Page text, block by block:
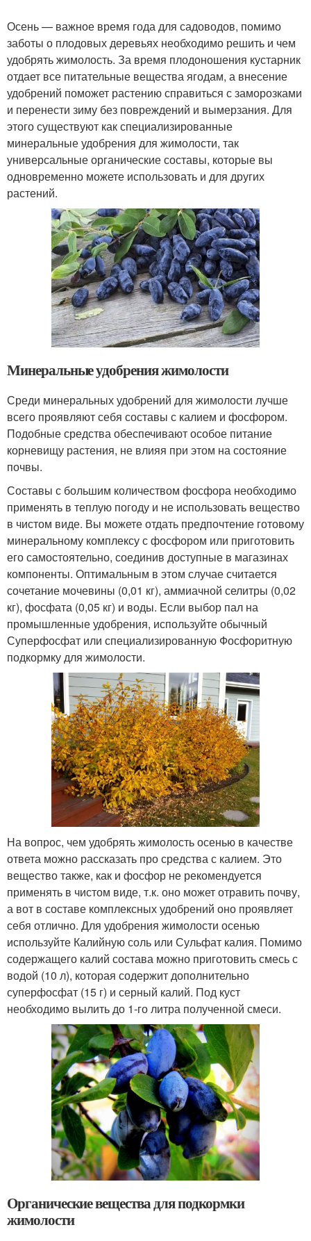
Осень — важное время года для садоводов, помимо
заботы о плодовых деревьях необходимо решить и чем
удобрять жимолость. За время плодоношения кустарник
отдает все питательные вещества ягодам, а внесение
удобрений поможет растению справиться с заморозками
и перенести зиму без повреждений и вымерзания. Для
этого существуют как специализированные
минеральные удобрения для жимолости, так
универсальные органические составы, которые вы
одновременно можете использовать и для других
растений.
Минеральные удобрения жимолости
Среди минеральных удобрений для жимолости лучше
всего проявляют себя составы с калием и фосфором.
Подобные средства обеспечивают особое питание
корневищу растения, не влияя при этом на состояние
почвы.
Составы с большим количеством фосфора необходимо
применять в теплую погоду и не использовать вещество
в чистом виде. Вы можете отдать предпочтение готовому
минеральному комплексу с фосфором или приготовить
его самостоятельно, соединив доступные в магазинах
компоненты. Оптимальным в этом случае считается
сочетание мочевины (0,01 кг), аммиачной селитры (0,02
кг), фосфата (0,05 кг) и воды. Если выбор пал на
промышленные удобрения, используйте обычный
Суперфосфат или специализированную Фосфоритную
подкормку для жимолости.
На вопрос, чем удобрять жимолость осенью в качестве
ответа можно рассказать про средства с калием. Это
вещество также, как и фосфор не рекомендуется
применять в чистом виде, т.к. оно может отравить почву,
а вот в составе комплексных удобрений оно проявляет
себя отлично. Для удобрения жимолости осенью
используйте Калийную соль или Сульфат калия. Помимо
содержащего калий состава можно приготовить смесь с
водой (10 л), которая содержит дополнительно
суперфосфат (15 г) и серный калий. Под куст
необходимо вылить до 1-го литра полученной смеси.
Органические вещества для подкормки
жимолости